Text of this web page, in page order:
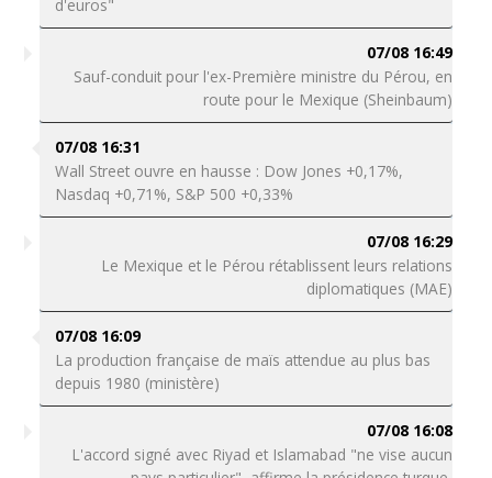
d'euros"
07/08 16:49
Sauf-conduit pour l'ex-Première ministre du Pérou, en
route pour le Mexique (Sheinbaum)
07/08 16:31
Wall Street ouvre en hausse : Dow Jones +0,17%,
Nasdaq +0,71%, S&P 500 +0,33%
07/08 16:29
Le Mexique et le Pérou rétablissent leurs relations
diplomatiques (MAE)
07/08 16:09
La production française de maïs attendue au plus bas
depuis 1980 (ministère)
07/08 16:08
L'accord signé avec Riyad et Islamabad "ne vise aucun